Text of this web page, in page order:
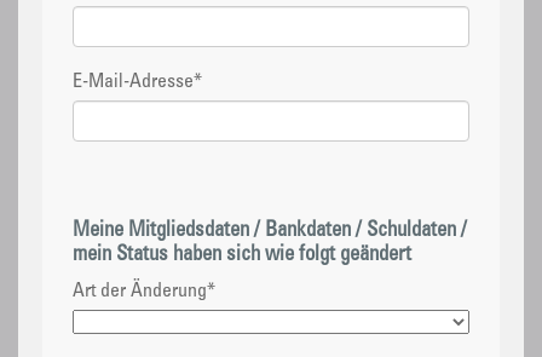
E-Mail-Adresse*
Meine Mitgliedsdaten / Bankdaten / Schuldaten /
mein Status haben sich wie folgt geändert
Art der Änderung*